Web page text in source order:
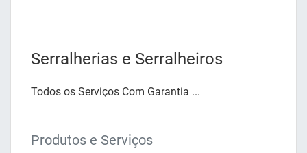
Serralherias e Serralheiros
Todos os Serviços Com Garantia ...
Produtos e Serviços